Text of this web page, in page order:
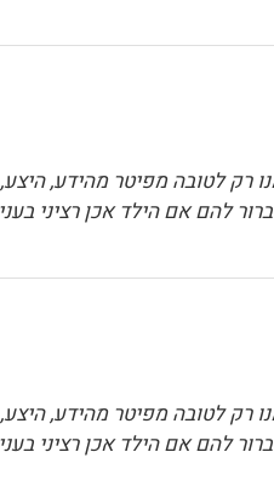
לטובה מפיטר מהידע, היצע,
להם אם הילד אכן רציני
לטובה מפיטר מהידע, היצע,
להם אם הילד אכן רציני